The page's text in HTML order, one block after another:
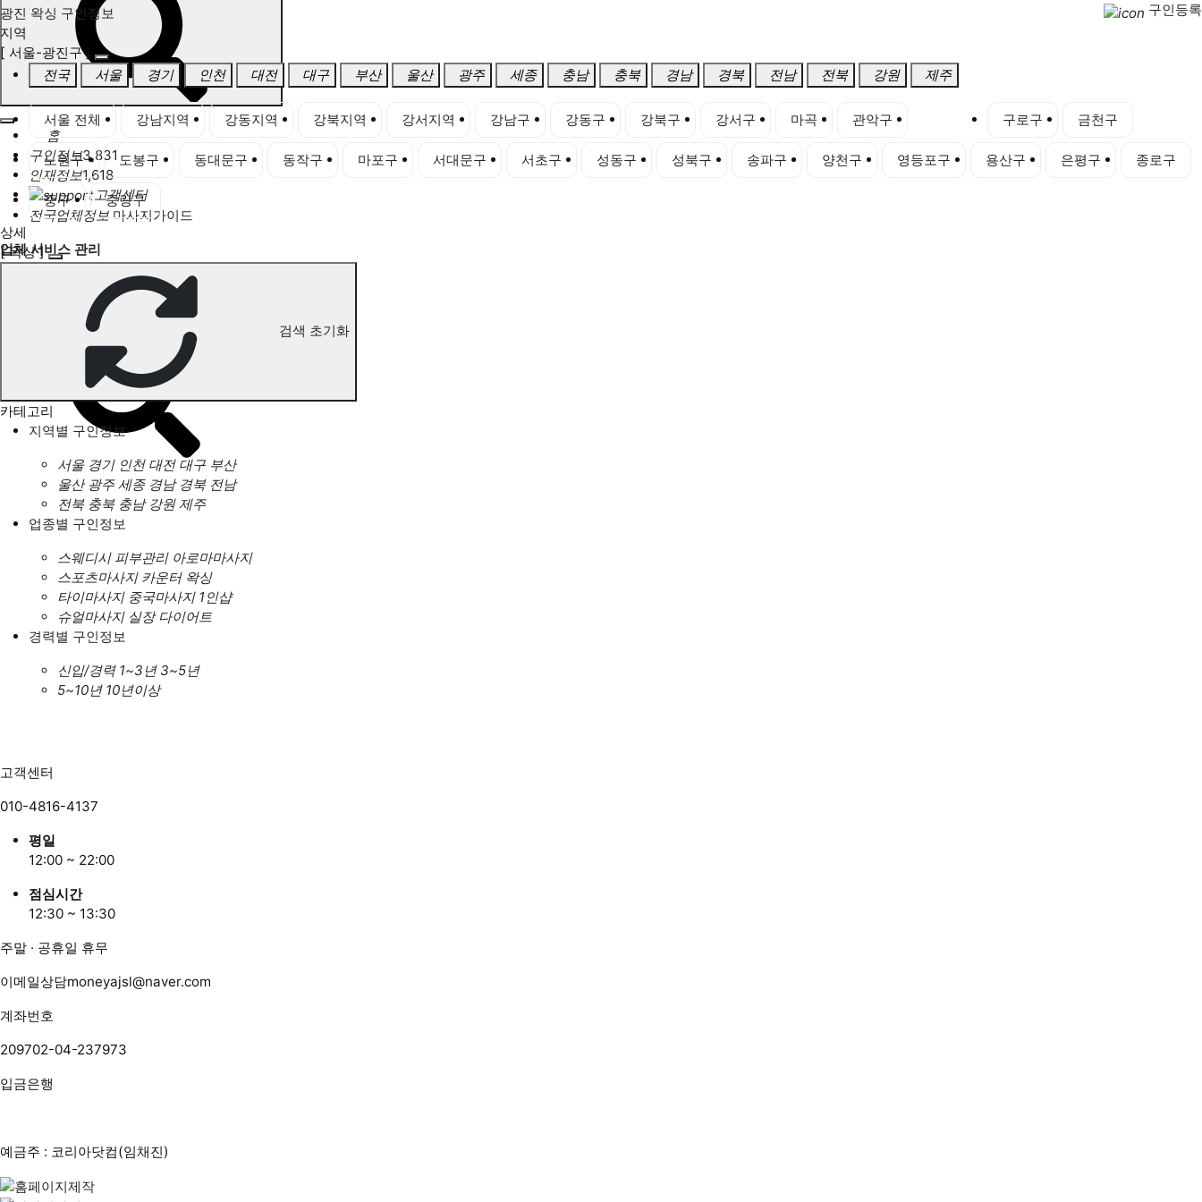
홈
구인정보3,831
인재정보1,618
고객센터
전국업체정보 마사지가이드
업체 서비스 관리
개인 서비스 관리
광진 왁싱 구인정보
광진 왁싱 구인정보
구인등록
지역
[ 서울-광진구 ]
전국
서울 경기 인천 대전 대구 부산 울산 광주 세종 충남 충북 경남 경북 전남 전북 강원 제주
서울 전체 강남지역 강동지역 강북지역 강서지역 강남구 강동구 강북구 강서구 마곡 관악구 구로구 금천구
노원구 도봉구 동대문구 동작구 마포구 서대문구 서초구 성동구 성북구 송파구 양천구 영등포구 용산구 은평구 종로구
중구
중랑구
상세
[ 왁싱 ]
검색 초기화
카테고리
지역별 구인정보
서울 경기 인천 대전 대구 부산
울산 광주 세종 경남 경북 전남
전북 충북 충남 강원 제주
업종별 구인정보
스웨디시 피부관리 아로마마사지
스포츠마사지 카운터 왁싱
타이마사지 중국마사지 1인샵
슈얼마사지 실장 다이어트
경력별 구인정보
신입/경력 1~3년 3~5년
5~10년 10년이상
고객센터
010-4816-4137
평일
12:00 ~ 22:00
점심시간
12:30 ~ 13:30
주말 · 공휴일 휴무
이메일상담moneyajsl@naver.com
계좌번호
209702-04-237973
입금은행
예금주 : 코리아닷컴(임채진)